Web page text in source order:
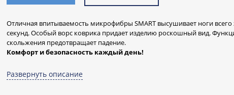
Отличная впитываемость микрофибры SMART высушивает ноги всего
секунд. Особый ворс коврика придает изделию роскошный вид.
скольжения предотвращает падение.
Комфорт и безопасность каждый день!
Банные коврики шведского бренда SMART моментально сушат ноги и
ваших ног чистой и здоровой.
Развернуть описание